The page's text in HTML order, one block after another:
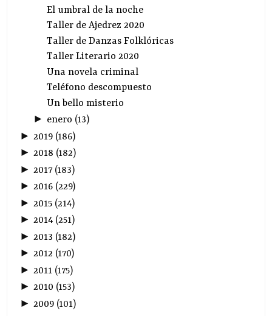
El umbral de la noche
Taller de Ajedrez 2020
Taller de Danzas Folklóricas
Taller Literario 2020
Una novela criminal
Teléfono descompuesto
Un bello misterio
► enero (13)
► 2019 (186)
►2018 (182)
► 2017(183)
►2016 (229)
► 2015 (214)
►2014 (251)
► 2013 (182)
►2012 (170)
► 2011 (175)
►2010 (153)
► 2009 (101)